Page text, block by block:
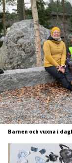
Barnen och vuxna i